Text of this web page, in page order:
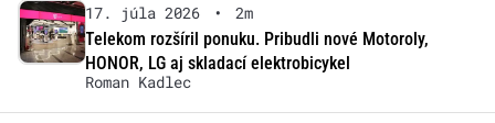
17. júla 2026 •
2m
Telekom rozšíril ponuku. Pribudli nové Motoroly,
HONOR, LG aj skladací elektrobicykel
Roman Kadlec